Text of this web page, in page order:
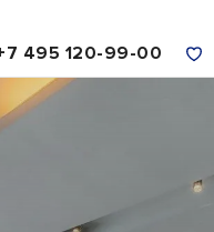
495 120-99-00